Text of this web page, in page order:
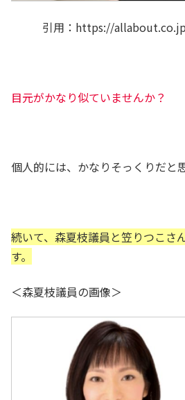
引用：https://
目元がかなり似ていませんか？
個人的には、かなりそっくりだと
続いて、森夏枝議員と笠りつこさ
す。
＜森夏枝議員の画像＞